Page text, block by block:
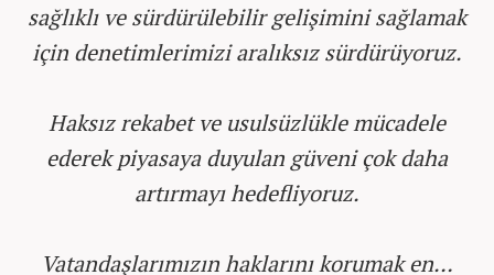
sağlıklı ve sürdürülebilir gelişimini sağlamak
için denetimlerimizi aralıksız sürdürüyoruz.
Haksız rekabet ve usulsüzlükle mücadele
ederek piyasaya duyulan güveni çok daha
artırmayı hedefliyoruz.
Vatandaşlarımızın haklarını korumak en…